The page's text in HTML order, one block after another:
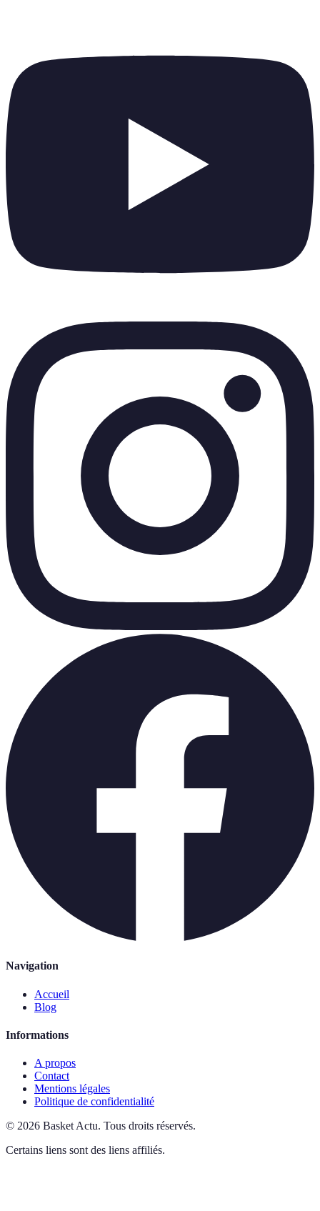
Navigation
Accueil
Blog
Informations
A propos
Contact
Mentions légales
Politique de confidentialité
© 2026 Basket Actu. Tous droits réservés.
Certains liens sont des liens affiliés.